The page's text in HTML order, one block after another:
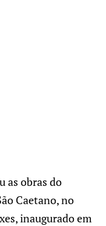
as obras do
Caetano, no
inaugurado em